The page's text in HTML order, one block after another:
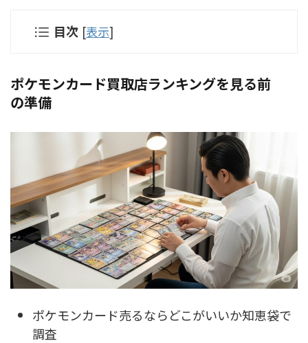
目次 [表示]
ポケモンカード買取店ランキングを見る前
の準備
ポケモンカード売るならどこがいいか知恵袋で
調査